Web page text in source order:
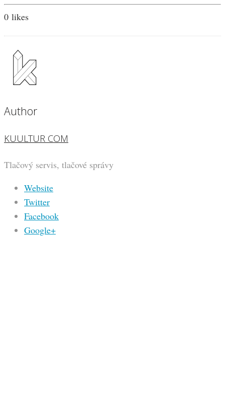
0 likes
Author
KUULTUR COM
Tlačový servis, tlačové správy
Website
Twitter
Facebook
Google+